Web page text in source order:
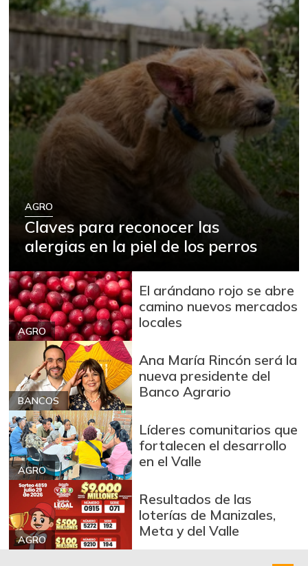
AGRO
Claves para reconocer las
alergias en la piel de los perros
AGRO
El arándano rojo se abre
camino nuevos mercados
locales
BANCOS
Ana María Rincón será la
nueva presidente del
Banco Agrario
AGRO
Líderes comunitarios que
fortalecen el desarrollo
en el Valle
AGRO
Resultados de las
loterías de Manizales,
Meta y del Valle